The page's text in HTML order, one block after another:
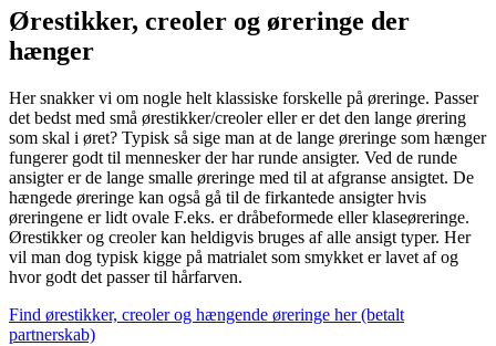
Ørestikker, creoler og øreringe der
hænger
Her snakker vi om nogle helt klassiske forskelle på øreringe. Passer
det bedst med små ørestikker/creoler eller er det den lange ørering
som skal i øret? Typisk så sige man at de lange øreringe som hænger
fungerer godt til mennesker der har runde ansigter. Ved de runde
ansigter er de lange smalle øreringe med til at afgranse ansigtet. De
hængede øreringe kan også gå til de firkantede ansigter hvis
øreringene er lidt ovale F.eks. er dråbeformede eller klaseøreringe.
Ørestikker og creoler kan heldigvis bruges af alle ansigt typer. Her
vil man dog typisk kigge på matrialet som smykket er lavet af og
hvor godt det passer til hårfarven.
Find ørestikker, creoler og hængende øreringe her (betalt
partnerskab)